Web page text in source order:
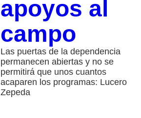
apoyos al
campo
Las puertas de la dependencia
permanecen abiertas y no se
permitirá que unos cuantos
acaparen los programas: Lucero
Zepeda